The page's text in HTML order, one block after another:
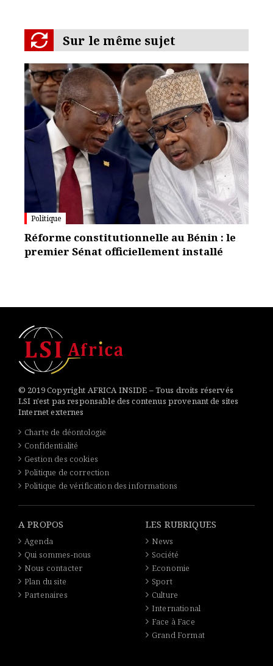
Sur le même sujet
Politique
Réforme constitutionnelle au Bénin : le
premier Sénat officiellement installé
© 2019 Copyright AFRICA INSIDE – Tous droits réservés
LSI n'est pas responsable des contenus provenant de sites
Internet externes
Charte de déontologie
Confidentialité
Gestion des cookies
Politique de correction
Politique de vérification des informations
A PROPOS
Agenda
Qui sommes-nous
Nous contacter
Plan du site
Partenaires
LES RUBRIQUES
News
Société
Economie
Sport
Culture
International
Face à Face
Grand Format